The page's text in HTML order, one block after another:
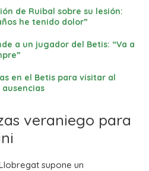
de Ruibal sobre su lesión:
he tenido dolor”
a un jugador del Betis: “Va a
en el Betis para visitar al
ausencias
veraniego para
supone un